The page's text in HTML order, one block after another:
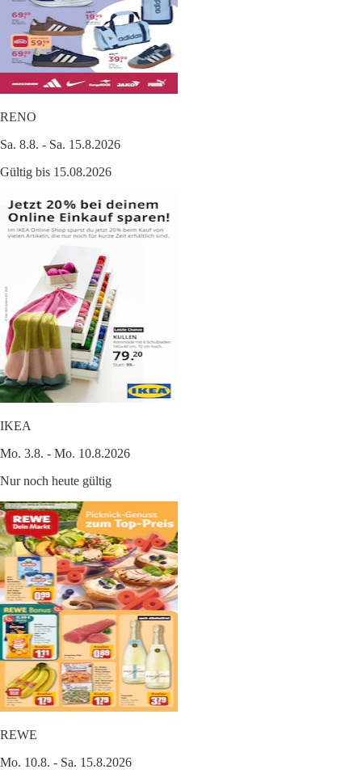
RENO
Sa. 8.8. - Sa. 15.8.2026
Gültig bis 15.08.2026
IKEA
Mo. 3.8. - Mo. 10.8.2026
Nur noch heute gültig
REWE
Mo. 10.8. - Sa. 15.8.2026